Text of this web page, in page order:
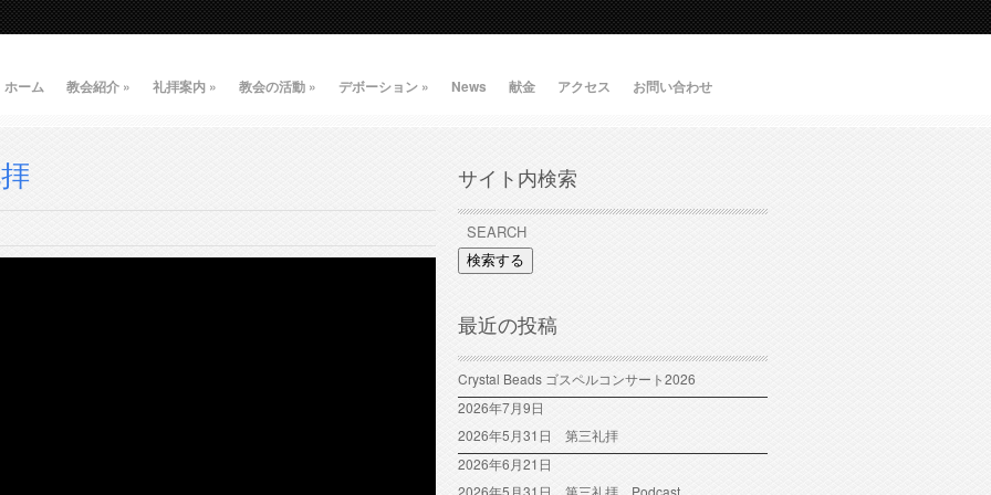
ホーム 教会紹介 » 礼拝案内 » 教会の活動 » デボーション » News 献金 アクセス お問い合わせ
サイト内検索
検索する
最近の投稿
Crystal Beads ゴスペルコンサート2026
2026年7月9日
2026年5月31日 第三礼拝
2026年6月21日
2026年5月31日 第三礼拝 Podcast